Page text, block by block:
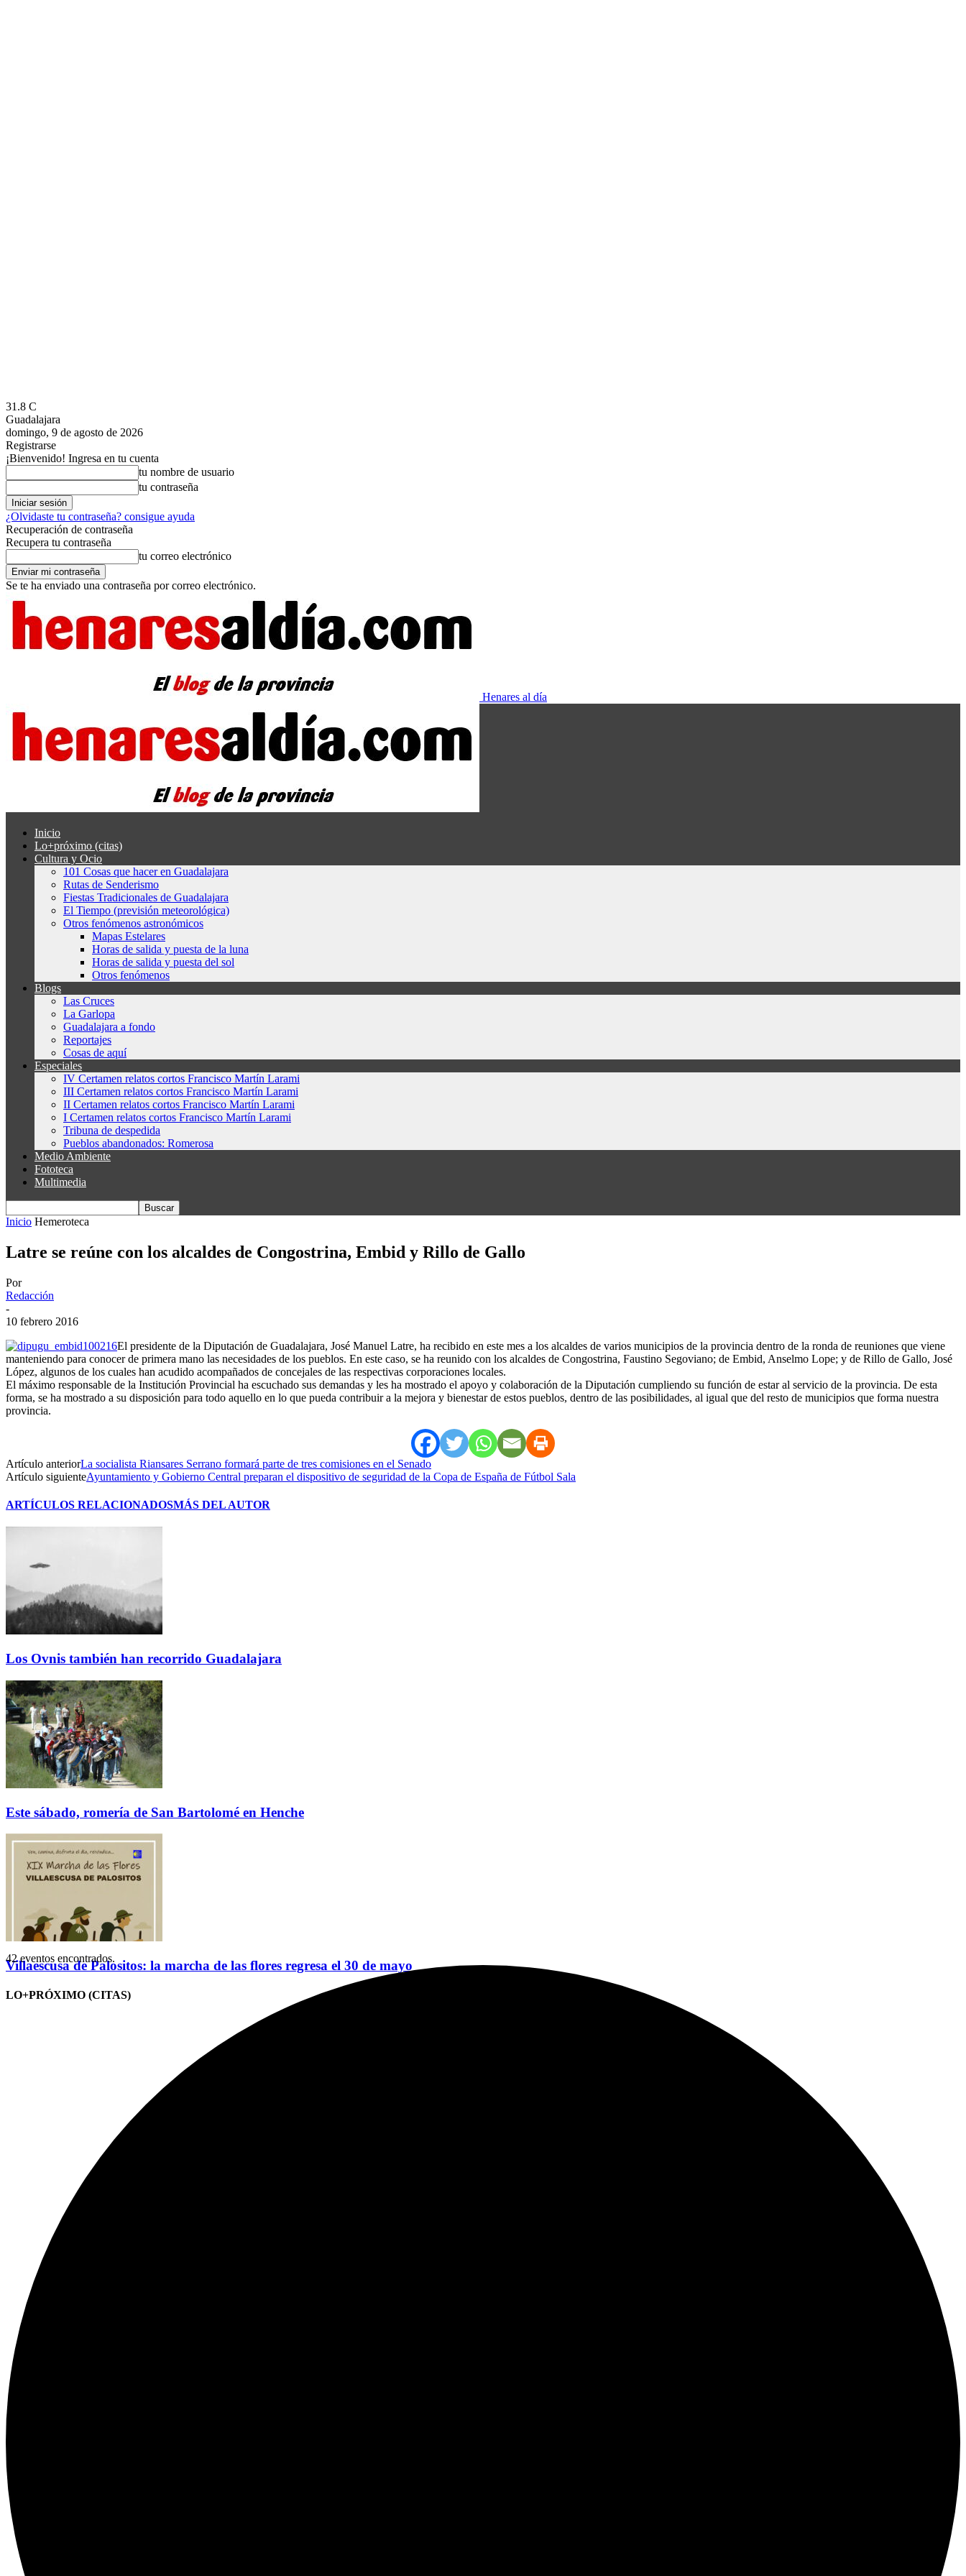
31.8 C
Guadalajara
domingo, 9 de agosto de 2026
Registrarse
¡Bienvenido! Ingresa en tu cuenta
tu nombre de usuario
tu contraseña
¿Olvidaste tu contraseña? consigue ayuda
Recuperación de contraseña
Recupera tu contraseña
tu correo electrónico
Se te ha enviado una contraseña por correo electrónico.
Henares al día
Inicio
Lo+próximo (citas)
Cultura y Ocio
101 Cosas que hacer en Guadalajara
Rutas de Senderismo
Fiestas Tradicionales de Guadalajara
El Tiempo (previsión meteorológica)
Otros fenómenos astronómicos
Mapas Estelares
Horas de salida y puesta de la luna
Horas de salida y puesta del sol
Otros fenómenos
Blogs
Las Cruces
La Garlopa
Guadalajara a fondo
Reportajes
Cosas de aquí
Especiales
IV Certamen relatos cortos Francisco Martín Larami
III Certamen relatos cortos Francisco Martín Larami
II Certamen relatos cortos Francisco Martín Larami
I Certamen relatos cortos Francisco Martín Larami
Tribuna de despedida
Pueblos abandonados: Romerosa
Medio Ambiente
Fototeca
Multimedia
Inicio Hemeroteca
Latre se reúne con los alcaldes de Congostrina, Embid y Rillo de Gallo
Por
Redacción
-
10 febrero 2016
El presidente de la Diputación de Guadalajara, José Manuel Latre, ha recibido en este mes a los alcaldes de varios municipios de la provincia dentro de la ronda de reuniones que viene
manteniendo para conocer de primera mano las necesidades de los pueblos. En este caso, se ha reunido con los alcaldes de Congostrina, Faustino Segoviano; de Embid, Anselmo Lope; y de Rillo de Gallo, José
López, algunos de los cuales han acudido acompañados de concejales de las respectivas corporaciones locales.
El máximo responsable de la Institución Provincial ha escuchado sus demandas y les ha mostrado el apoyo y colaboración de la Diputación cumpliendo su función de estar al servicio de la provincia. De esta
forma, se ha mostrado a su disposición para todo aquello en lo que pueda contribuir a la mejora y bienestar de estos pueblos, dentro de las posibilidades, al igual que del resto de municipios que forma nuestra
provincia.
Artículo anteriorLa socialista Riansares Serrano formará parte de tres comisiones en el Senado
Artículo siguienteAyuntamiento y Gobierno Central preparan el dispositivo de seguridad de la Copa de España de Fútbol Sala
ARTÍCULOS RELACIONADOSMÁS DEL AUTOR
Los Ovnis también han recorrido Guadalajara
Este sábado, romería de San Bartolomé en Henche
Villaescusa de Palositos: la marcha de las flores regresa el 30 de mayo
LO+PRÓXIMO (CITAS)
42 eventos encontrados.